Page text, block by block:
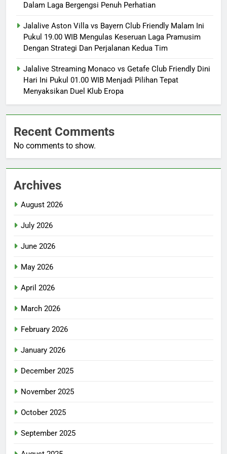
Dalam Laga Bergengsi Penuh Perhatian
Jalalive Aston Villa vs Bayern Club Friendly Malam Ini
Pukul 19.00 WIB Mengulas Keseruan Laga Pramusim
Dengan Strategi Dan Perjalanan Kedua Tim
Jalalive Streaming Monaco vs Getafe Club Friendly Dini
Hari Ini Pukul 01.00 WIB Menjadi Pilihan Tepat
Menyaksikan Duel Klub Eropa
Recent Comments
No comments to show.
Archives
August 2026
July 2026
June 2026
May 2026
April 2026
March 2026
February 2026
January 2026
December 2025
November 2025
October 2025
September 2025